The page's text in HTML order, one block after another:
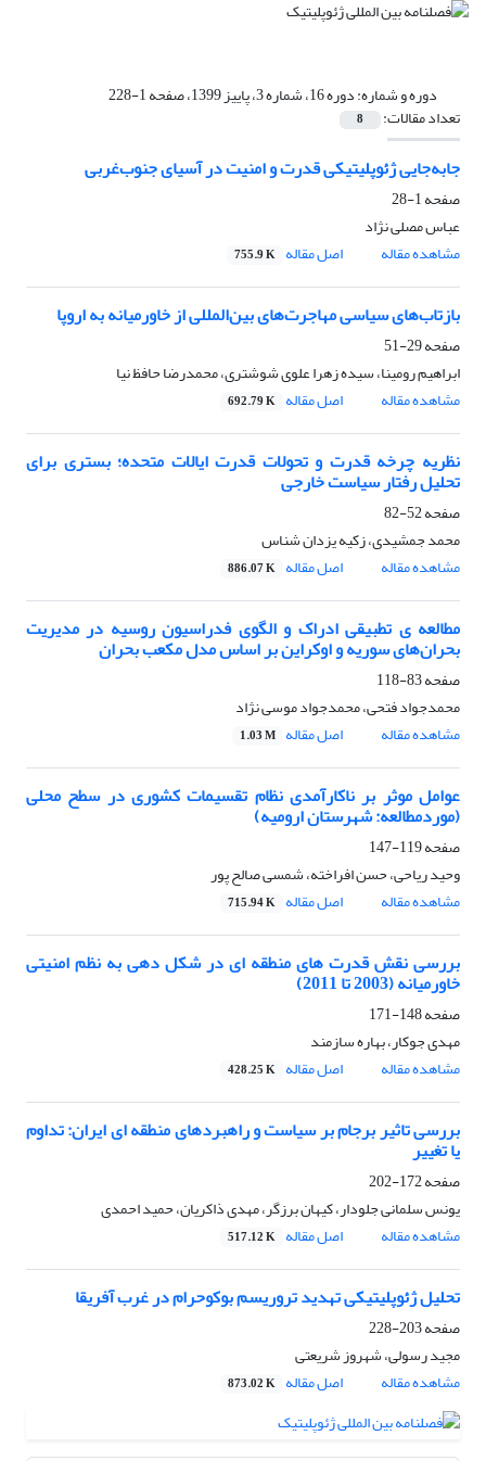
دوره و شماره:دوره 16، شماره 3، پاییز 1399، صفحه 1-228
تعداد مقالات: 8
جابه‌جایی ژئوپلیتیکی قدرت و امنیت در آسیای جنوب‌غربی
صفحه1-28
عباس مصلی نژاد
مشاهده مقاله
اصل مقاله 755.9 K
بازتاب‌های سیاسی مهاجرت‌های بین‌المللی از خاورمیانه به اروپا
صفحه29-51
ابراهیم رومینا، سیده زهرا علوی شوشتری، محمدرضا حافظ نیا
مشاهده مقاله
اصل مقاله 692.79 K
نظریه چرخه قدرت و تحولات قدرت ایالات متحده؛ بستری برای
تحلیل رفتار سیاست خارجی
صفحه52-82
محمد جمشیدی، زکیه یزدان شناس
مشاهده مقاله
اصل مقاله 886.07 K
مطالعه ی تطبیقی ادراک و الگوی فدراسیون روسیه در مدیریت
بحران‌های سوریه و اوکراین بر اساس مدل مکعب بحران
صفحه83-118
محمدجواد فتحی، محمدجواد موسی نژاد
مشاهده مقاله
اصل مقاله 1.03 M
عوامل موثر بر ناکارآمدی نظام تقسیمات کشوری در سطح محلی
(موردمطالعه: شهرستان ارومیه)
صفحه119-147
وحید ریاحی، حسن افراخته، شمسی صالح پور
مشاهده مقاله
اصل مقاله 715.94 K
بررسی نقش قدرت های منطقه ای در شکل دهی به نظم امنیتی
خاورمیانه (2003 تا 2011)
صفحه148-171
مهدی جوکار، بهاره سازمند
مشاهده مقاله
اصل مقاله 428.25 K
بررسی تاثیر برجام بر سیاست و راهبردهای منطقه ای ایران: تداوم
یا تغییر
صفحه172-202
یونس سلمانی جلودار، کیهان برزگر، مهدی ذاکریان، حمید احمدی
مشاهده مقاله
اصل مقاله 517.12 K
تحلیل ژئوپلیتیکی تهدید تروریسم بوکوحرام در غرب آفریقا
صفحه203-228
مجید رسولی، شهروز شریعتی
مشاهده مقاله
اصل مقاله 873.02 K